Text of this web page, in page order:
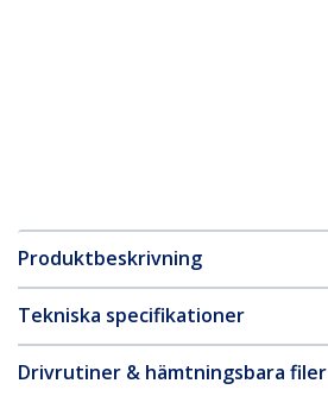
Produktbeskrivning
Tekniska specifikationer
Drivrutiner & hämtningsbara filer